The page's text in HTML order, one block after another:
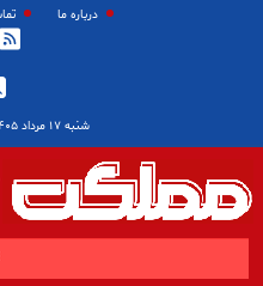
درباره ما
شنبه ۱۷ مرداد ۱۴۰۵